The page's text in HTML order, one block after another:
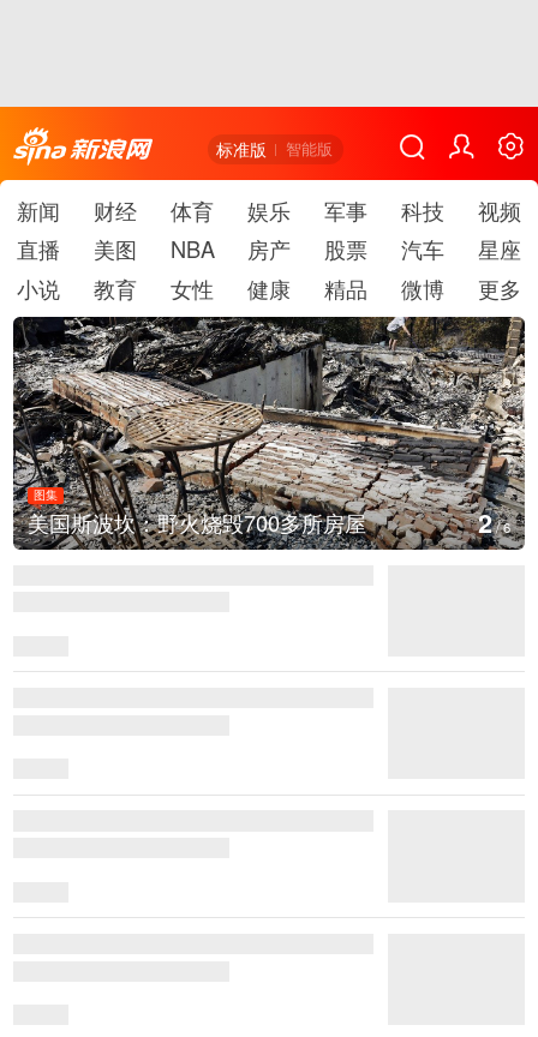
标准版 智能版
新闻 财经 体育 娱乐 军事 科技
视频
直播
美图 NBA 房产 股票 汽车
星座
小说
教育 女性 健康 精品 微博 更多
图集
美国斯波坎：野火烧毁700多所房屋 3/6